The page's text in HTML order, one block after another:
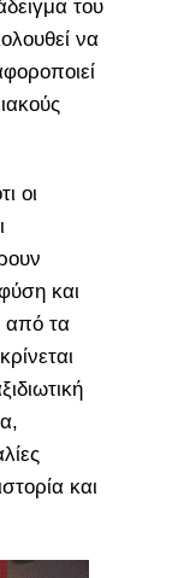
του
να
οι
και
από τα
και